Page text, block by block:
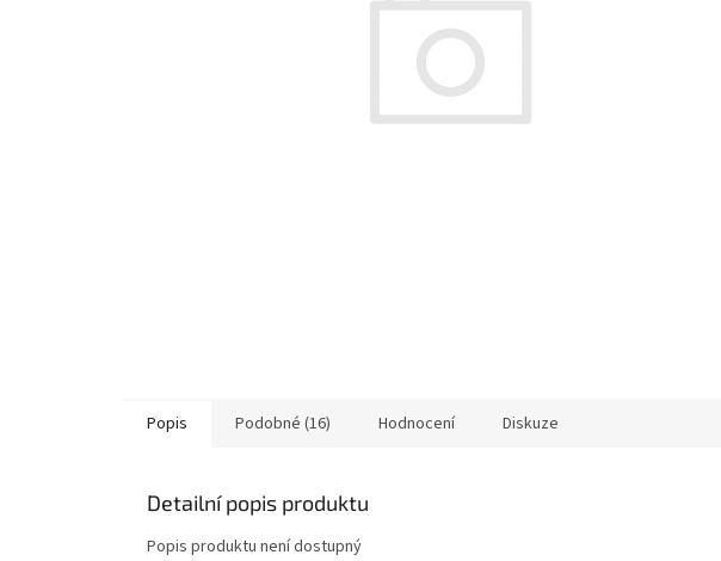
Popis Podobné (16) Hodnocení Diskuze
Detailní popis produktu
Popis produktu není dostupný